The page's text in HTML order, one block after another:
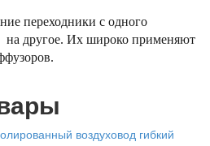
переходники с одного
на другое. Их широко применяют